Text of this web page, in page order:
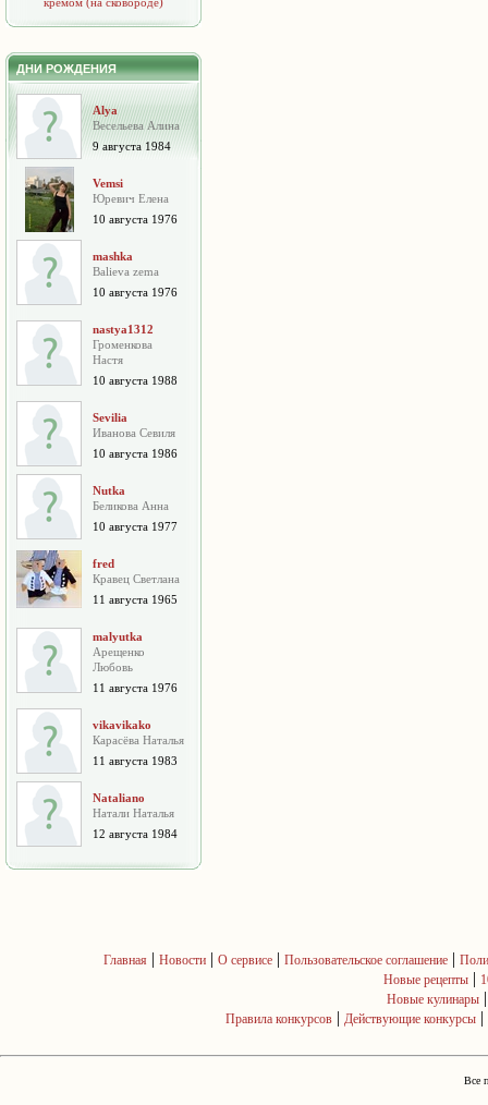
ДНИ РОЖДЕНИЯ
Alya
Весельева Алина
9 августа 1984
Vemsi
Юревич Елена
10 августа 1976
mashka
Balieva zema
10 августа 1976
nastya1312
Громенкова
Настя
10 августа 1988
Sevilia
Иванова Севиля
10 августа 1986
Nutka
Беликова Анна
10 августа 1977
fred
Кравец Светлана
11 августа 1965
malyutka
Арещенко
Любовь
11 августа 1976
vikavikako
Карасёва Наталья
11 августа 1983
Nataliano
Натали Наталья
12 августа 1984
Главная | Новости| О сервисе| Пользовательское соглашение|
Новые рецепты |
Новые кулинары
Правила конкурсов | Действующие конкурсы |
Все